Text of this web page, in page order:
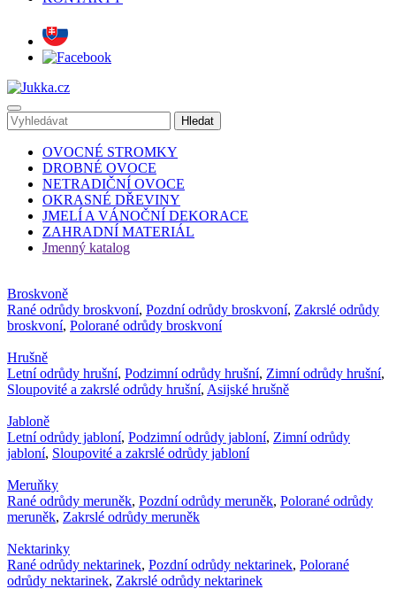
OVOCNÉ STROMKY
DROBNÉ OVOCE
NETRADIČNÍ OVOCE
OKRASNÉ DŘEVINY
JMELÍ A VÁNOČNÍ DEKORACE
ZAHRADNÍ MATERIÁL
Jmenný katalog
Broskvoně
Rané odrůdy broskvoní, Pozdní odrůdy broskvoní, Zakrslé odrůdy
broskvoní, Polorané odrůdy broskvoní
Hrušně
Letní odrůdy hrušní, Podzimní odrůdy hrušní, Zimní odrůdy hrušní,
Sloupovité a zakrslé odrůdy hrušní, Asijské hrušně
Jabloně
Letní odrůdy jabloní, Podzimní odrůdy jabloní, Zimní odrůdy
jabloní, Sloupovité a zakrslé odrůdy jabloní
Meruňky
Rané odrůdy meruněk, Pozdní odrůdy meruněk, Polorané odrůdy
meruněk, Zakrslé odrůdy meruněk
Nektarinky
Rané odrůdy nektarinek, Pozdní odrůdy nektarinek, Polorané
odrůdy nektarinek, Zakrslé odrůdy nektarinek